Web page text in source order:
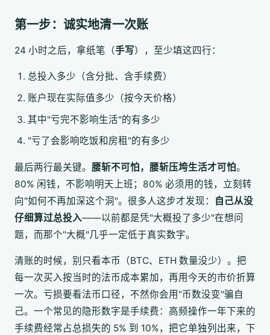
第一步：诚实地清一次账
24 小时之后，拿纸笔（手写），至少填这四行：
总投入多少（含分批、含手续费）
账户现在实际值多少（按今天价格）
其中"亏完不影响生活"的有多少
"亏了会影响吃饭和房租"的有多少
最后两行最关键。 腰斩不可怕，腰斩压垮生活才可怕。
80% 闲钱，不影响明天上班；80% 必须用的钱，立刻转
向"如何不再加深这个洞"。很多人这步才发现：
自己从没
仔细算过总投入——以前都是凭"大概投了多少"在想问
题，而那个"大概"几乎一定低于真实数字。
清账的时候，别只看本币（BTC、ETH 数量没少）。把
每一次买入按当时的法币成本累加，再用今天的市价折算
一次。亏损要看法币口径，不然你会用"币数没变"骗自
己。一个常见的隐形数字是手续费：高频操作一年下来的
手续费经常占总损失的 5% 到 10%，把它单独列出来，下